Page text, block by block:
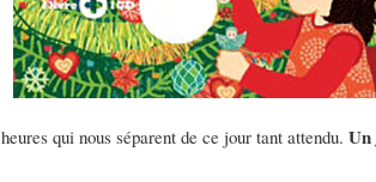
heures qui nous séparent de ce jour tant attendu. Un